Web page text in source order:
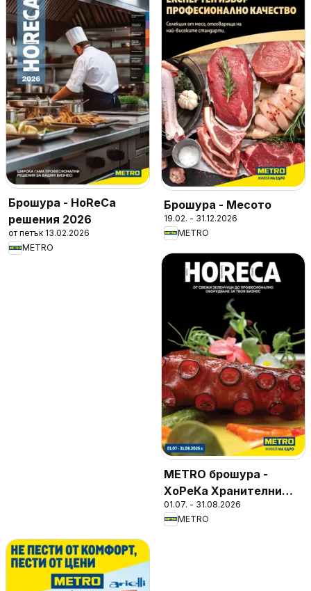
Брошура - HoReCa
решения 2026
от петък 13.02.2026
METRO
Брошура - Месото
19.02. - 31.12.2026
METRO
METRO брошура -
ХоРеКа Хранителни
стоки
01.07. - 31.08.2026
METRO